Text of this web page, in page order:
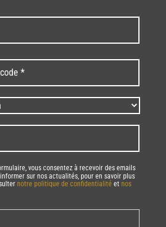
Nom
vous consentez à recevoir des emails
sur nos actualités, pour en savoir plus
notre politique de confidentialité et nos